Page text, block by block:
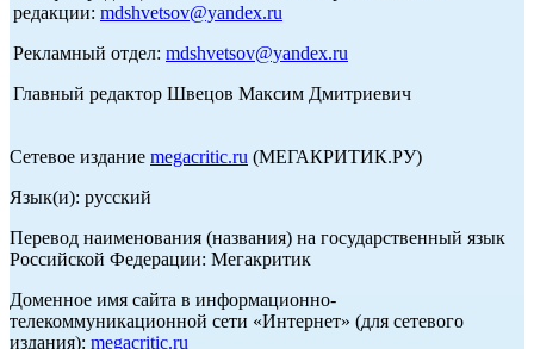
редакции: mdshvetsov@yandex.ru
Рекламный отдел: mdshvetsov@yandex.ru
Главный редактор Швецов Максим Дмитриевич
Сетевое издание megacritic.ru (МЕГАКРИТИК.РУ)
Язык(и): русский
Перевод наименования (названия) на государственный язык
Российской Федерации: Мегакритик
Доменное имя сайта в информационно-
телекоммуникационной сети «Интернет» (для сетевого
издания): megacritic.ru